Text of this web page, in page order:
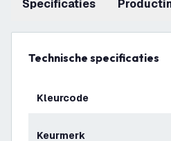
Specificaties
Technische specificaties
Kleurcode
Keurmerk